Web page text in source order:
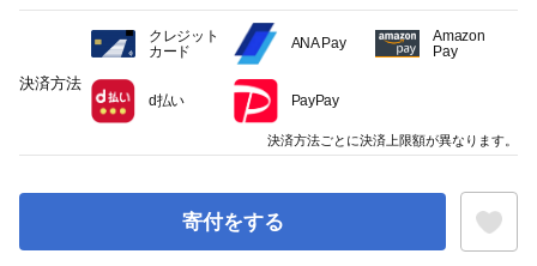
寄付をする
決済方法
クレジット
カード
ANA Pay
Amazon
Pay
d払い PayPay
決済方法ごとに決済上限額が異なります。